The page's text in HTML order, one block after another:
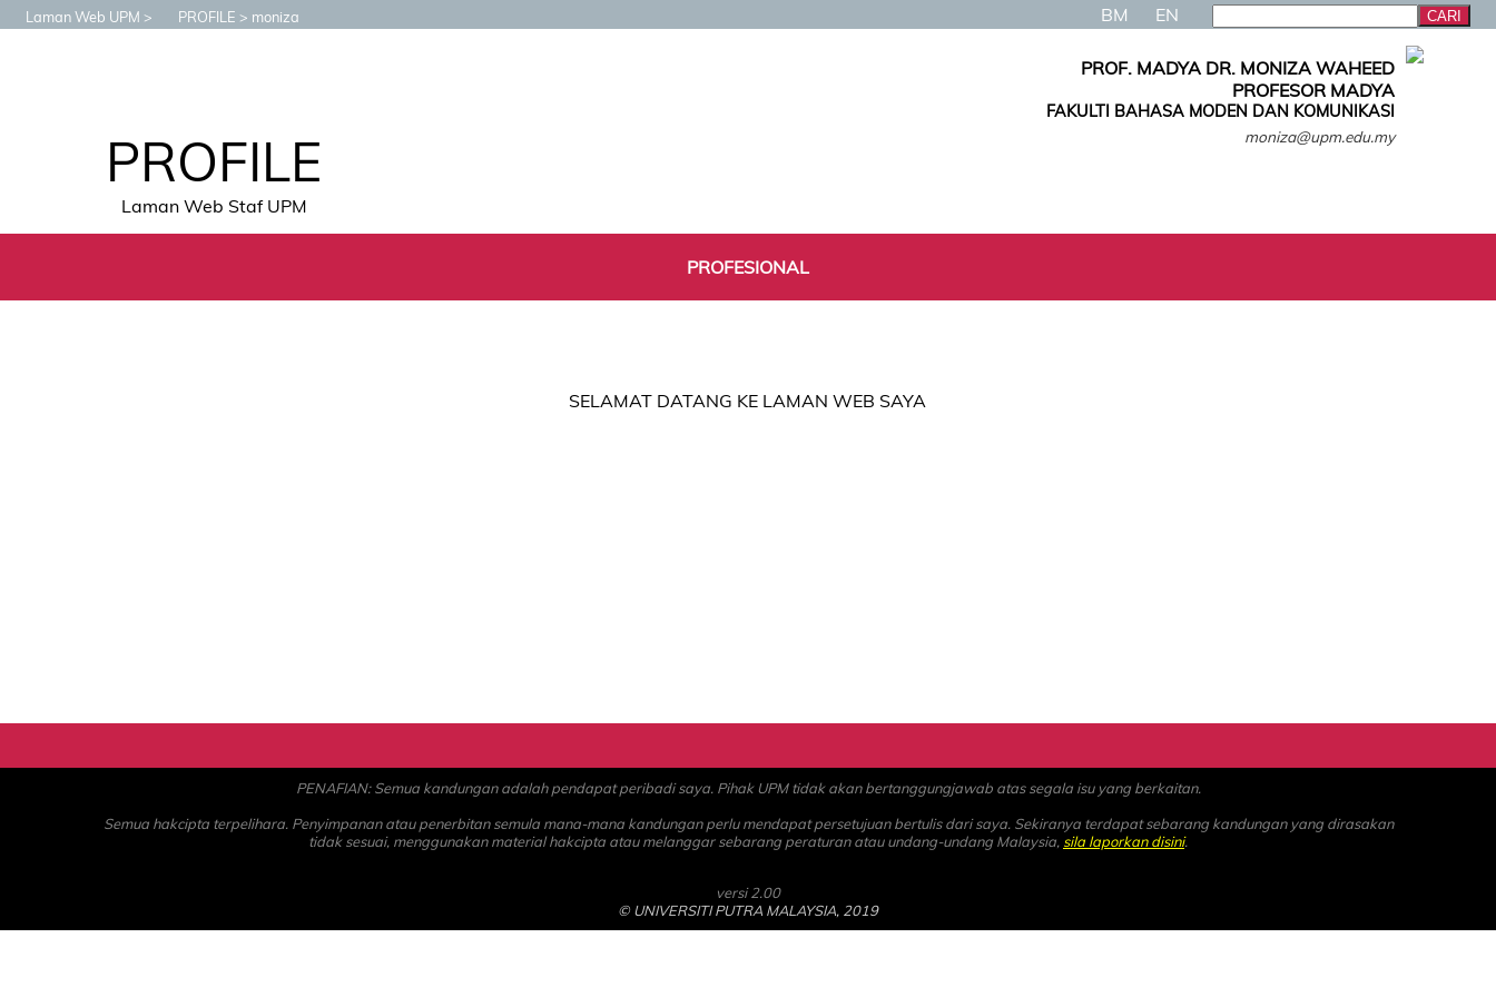
Laman Web UPM PROFILE moniza BM EN
PROFILE
Laman Web Staf UPM
PROF. MADYA DR. MONIZA WAHEED
PROFESOR MADYA
FAKULTI BAHASA MODEN DAN KOMUNIKASI
moniza@upm.edu.my
PROFESIONAL
SELAMAT DATANG KE LAMAN WEB SAYA
PENAFIAN: Semua kandungan adalah pendapat peribadi saya. Pihak UPM tidak akan bertanggungjawab atas segala isu yang berkaitan.
Semua hakcipta terpelihara. Penyimpanan atau penerbitan semula mana-mana kandungan perlu mendapat persetujuan bertulis dari saya. Sekiranya terdapat sebarang kandungan yang dirasakan
tidak sesuai, menggunakan material hakcipta atau melanggar sebarang peraturan atau undang-undang Malaysia, sila laporkan disini.
versi 2.00
© UNIVERSITI PUTRA MALAYSIA, 2019